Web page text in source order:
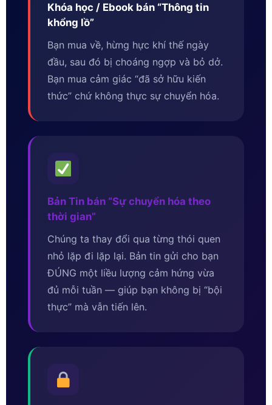
Khóa học / Ebook bán “Thông tin
khổng lồ”
Bạn mua về, hừng hực khí thế ngày
đầu, sau đó bị choáng ngợp và bỏ dở.
Bạn mua cảm giác “đã sở hữu kiến
thức” chứ không thực sự chuyển hóa.
Bản Tin bán “Sự chuyển hóa theo
thời gian”
Chúng ta thay đổi qua từng thói quen
nhỏ lặp đi lặp lại. Bản tin gửi cho bạn
ĐÚNG một liều lượng cảm hứng vừa
đủ mỗi tuần — giúp bạn không bị “bội
thực” mà vẫn tiến lên.